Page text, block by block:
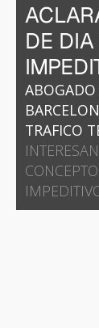
DE
ABOGADO
TRAFICO